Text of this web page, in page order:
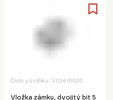
Číslo výrobku: V02610020
Vložka zámku, dvojitý bit 5